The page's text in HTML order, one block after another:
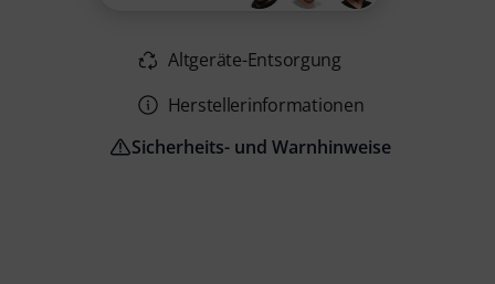
Altgeräte-Entsorgung
Herstellerinformationen
Sicherheits- und Warnhinweise